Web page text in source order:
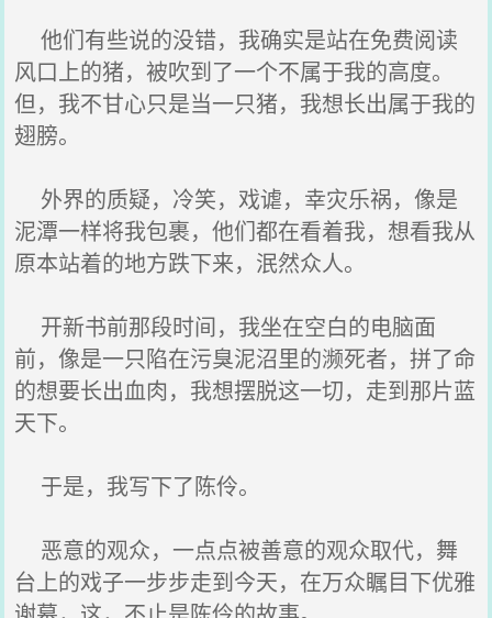
他们有些说的没错，我确实是站在免费阅读
风口上的猪，被吹到了一个不属于我的高度。
但，我不甘心只是当一只猪，我想长出属于我的
翅膀。
外界的质疑，冷笑，戏谑，幸灾乐祸，像是
泥潭一样将我包裹，他们都在看着我，想看我从
原本站着的地方跌下来，泯然众人。
开新书前那段时间，我坐在空白的电脑面
前，像是一只陷在污臭泥沼里的濒死者，拼了命
的想要长出血肉，我想摆脱这一切，走到那片蓝
天下。
于是，我写下了陈伶。
恶意的观众，一点点被善意的观众取代，舞
台上的戏子一步步走到今天，在万众瞩目下优雅